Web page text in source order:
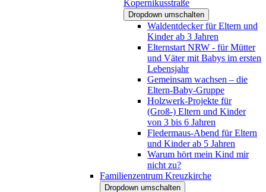
Kopernikusstraße
Dropdown umschalten
Waldentdecker für Eltern und
Kinder ab 3 Jahren
Elternstart NRW - für Mütter
und Väter mit Babys im ersten
Lebensjahr
Gemeinsam wachsen – die
Eltern-Baby-Gruppe
Holzwerk-Projekte für
(Groß-) Eltern und Kinder
von 3 bis 6 Jahren
Fledermaus-Abend für Eltern
und Kinder ab 5 Jahren
Warum hört mein Kind mir
nicht zu?
Familienzentrum Kreuzkirche
Dropdown umschalten